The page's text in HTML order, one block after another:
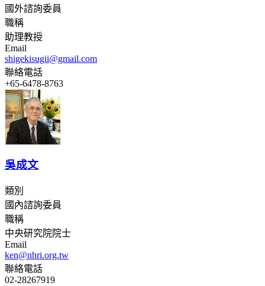
國外諮詢委員
職稱
助理教授
Email
shigekisugii@gmail.com
聯絡電話
+65-6478-8763
吳成文
類別
國內諮詢委員
職稱
中央研究院院士
Email
ken@nhri.org.tw
聯絡電話
02-28267919